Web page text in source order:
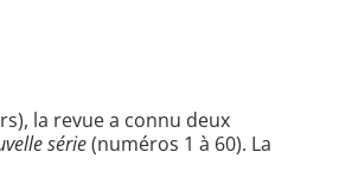
la revue a connu deux
série(numéros 1 à 60). La